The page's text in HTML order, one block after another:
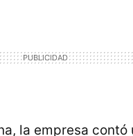
la empresa contó